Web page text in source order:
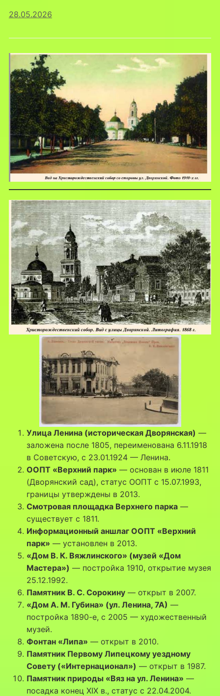
28.05.2026
Улица Ленина (историческая Дворянская) —
заложена после 1805, переименована 6.11.1918
в Советскую, с 23.01.1924 — Ленина.
ООПТ «Верхний парк» — основан в июле 1811
(Дворянский сад), статус ООПТ с 15.07.1993,
границы утверждены в 2013.
Смотровая площадка Верхнего парка—
существует с 1811.
Информационный аншлаг ООПТ «Верхний
парк» — установлен в 2013.
«Дом В. К. Вяжлинского» (музей «Дом
Мастера») — постройка 1910, открытие музея
25.12.1992.
Памятник В. С. Сорокину— открыт в 2007.
«Дом А. М. Губина» (ул. Ленина, 7А) —
постройка 1890-е, с 2005 — художественный
музей.
Фонтан «Липа» — открыт в 2010.
Памятник Первому Липецкому уездному
Совету («Интернационал») — открыт в 1987.
Памятник природы «Вяз на ул. Ленина» —
посадка конец XIX в., статус с 22.04.2004.